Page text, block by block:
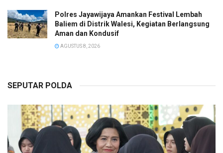
Polres Jayawijaya Amankan Festival Lembah
Baliem di Distrik Walesi, Kegiatan Berlangsung
Aman dan Kondusif
AGUSTUS 8, 2026
SEPUTAR POLDA